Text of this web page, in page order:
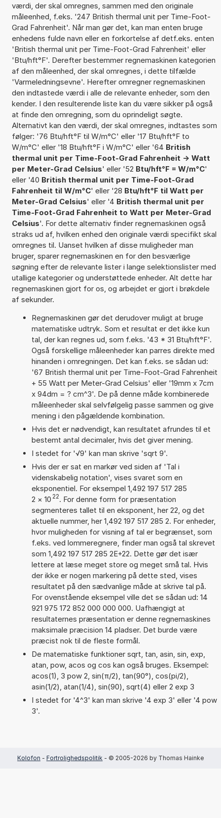
værdi, der skal omregnes, sammen med den originale
måleenhed, f.eks. '247 British thermal unit per Time-Foot-
Grad Fahrenheit'. Når man gør det, kan man enten bruge
enhedens fulde navn eller en forkortelse af detf.eks. enten
'British thermal unit per Time-Foot-Grad Fahrenheit' eller
'Btu/hft°F'. Derefter bestemmer regnemaskinen kategorien
af den måleenhed, der skal omregnes, i dette tilfælde
'Varmeledningsevne'. Herefter omregner regnemaskinen
den indtastede værdi i alle de relevante enheder, som den
kender. I den resulterende liste kan du være sikker på også
at finde den omregning, som du oprindeligt søgte.
Alternativt kan den værdi, der skal omregnes, indtastes som
følger: '76 Btu/hft°F til W/m°C' eller '17 Btu/hft°F to
W/m°C' eller '18 Btu/hft°F i W/m°C' eller '64 British
thermal unit per Time-Foot-Grad Fahrenheit -> Watt
per Meter-Grad Celsius' eller '52 Btu/hft°F = W/m°C'
eller '40 British thermal unit per Time-Foot-Grad
Fahrenheit til W/m°C' eller '28 Btu/hft°F til Watt per
Meter-Grad Celsius' eller '4 British thermal unit per
Time-Foot-Grad Fahrenheit to Watt per Meter-Grad
Celsius'. For dette alternativ finder regnemaskinen også
straks ud af, hvilken enhed den originale værdi specifikt skal
omregnes til. Uanset hvilken af disse muligheder man
bruger, sparer regnemaskinen en for den besværlige
søgning efter de relevante lister i lange selektionslister med
utallige kategorier og understøttede enheder. Alt dette har
regnemaskinen gjort for os, og arbejdet er gjort i brøkdele
af sekunder.
Regnemaskinen gør det derudover muligt at bruge
matematiske udtryk. Som et resultat er det ikke kun
tal, der kan regnes ud, som f.eks. '43 * 31 Btu/hft°F'.
Også forskellige måleenheder kan parres direkte med
hinanden i omregningen. Det kan f.eks. se sådan ud:
'67 British thermal unit per Time-Foot-Grad Fahrenheit
+ 55 Watt per Meter-Grad Celsius' eller '19mm x 7cm
x 94dm = ? cm^3'. De på denne måde kombinerede
måleenheder skal selvfølgelig passe sammen og give
mening i den pågældende kombination.
Hvis det er nødvendigt, kan resultatet afrundes til et
bestemt antal decimaler, hvis det giver mening.
I stedet for '√9' kan man skrive 'sqrt 9'.
Hvis der er sat en markør ved siden af 'Tal i
videnskabelig notation', vises svaret som en
eksponentiel. For eksempel 1,492 197 517 285
2 × 10 22. For denne form for præsentation
segmenteres tallet til en eksponent, her 22, og det
aktuelle nummer, her 1,492 197 517 285 2. For enheder,
hvor muligheden for visning af tal er begrænset, som
f.eks. ved lommeregnere, finder man også tal skrevet
som 1,492 197 517 285 2E+22. Dette gør det især
lettere at læse meget store og meget små tal. Hvis
der ikke er nogen markering på dette sted, vises
resultatet på den sædvanlige måde at skrive tal på.
For ovenstående eksempel ville det se sådan ud: 14
921 975 172 852 000 000 000. Uafhængigt at
resultaternes præsentation er denne regnemaskines
maksimale præcision 14 pladser. Det burde være
præcist nok til de fleste formål.
De matematiske funktioner sqrt, tan, asin, sin, exp,
atan, pow, acos og cos kan også bruges. Eksempel:
acos(1), 3 pow 2, sin(π/2), tan(90°), cos(pi/2),
asin(1/2), atan(1/4), sin(90), sqrt(4) eller 2 exp 3
I stedet for '4^3' kan man skrive '4 exp 3' eller '4 pow
3'.
Kolofon - Fortrolighedspolitik - © 2005-2026 by Thomas Hainke